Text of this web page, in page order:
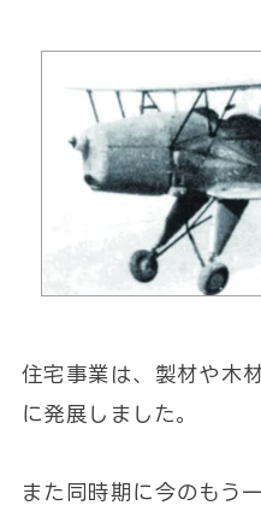
住宅事業は、製材や木
に発展しました。
また同時期に今のもう